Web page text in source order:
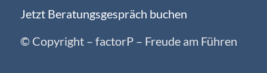
Jetzt Beratungsgespräch buchen
© Copyright – factorP – Freude am Führen